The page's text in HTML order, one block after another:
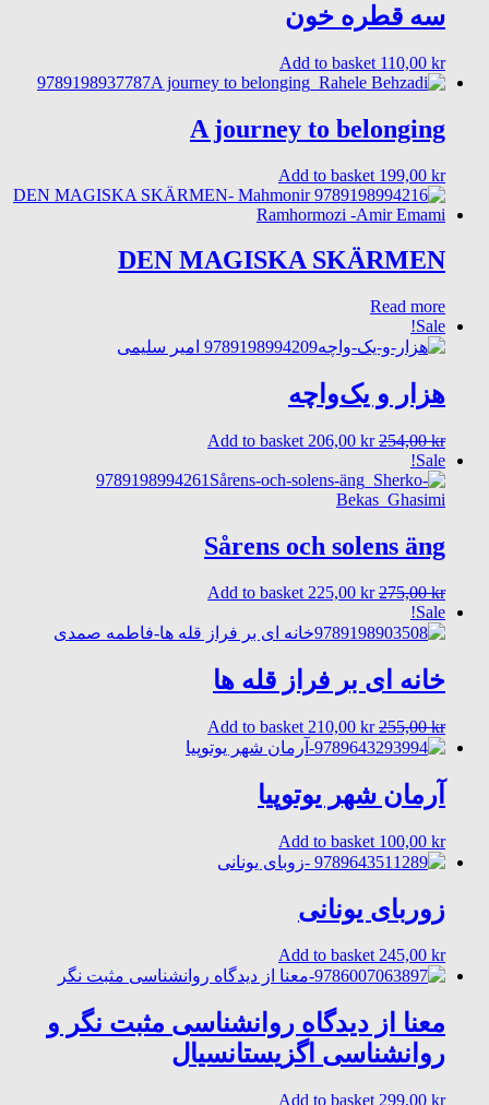
سه قطره خون
110,00 kr
Add to basket
A journey to belonging
199,00 kr
Add to basket
DEN MAGISKA SKÄRMEN
Read more
Sale!
هزار و یک‌واچه
254,00kr
Original
was:
254,00 kr.
206,00 kr
Current
is:
Add to basket
Sale!
Sårens och solens äng
275,00kr
Original
was:
225,00 kr
Current
is:
Add to basket
Sale!
خانه ای بر فراز قله ها
255,00kr
Original
price
255,00 kr.
210,00 kr
Current
price
210,00 kr.
Add to basket
آرمان شهر یوتوپیا
100,00 kr
Add to basket
زوربای یونانی
245,00 kr
Add to basket
معنا از دیدگاه روانشناسی مثبت نگر و
روانشناسی اگزیستانسیال
299,00 kr
Add to basket